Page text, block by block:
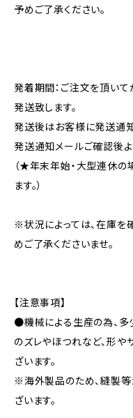
予めご了承ください。
発着期間：ご注文を頂いて
発送致します。
発送後はお客様に発送通
発送通知メールご確認後
（★年末年始・大型連休の
ます。）
※状況によっては、在庫を
めご了承くださいませ。
【注意事項】
●機械による生産の為、多
のズレやほつれなど、形
ざいます。
※海外製品のため、縫製
ざいます。